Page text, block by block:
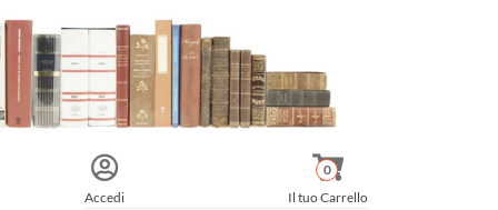
Accedi Il tuo Carrello
0